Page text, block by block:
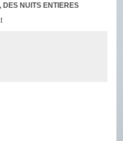
NUITS ENTIERES